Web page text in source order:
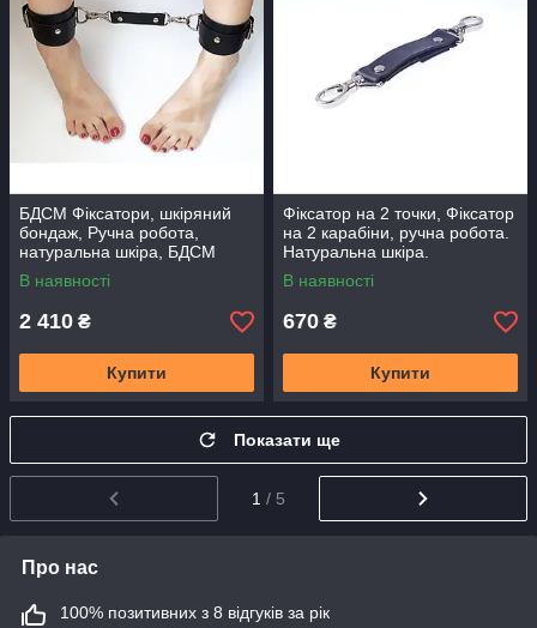
БДСМ Фіксатори, шкіряний
бондаж, Ручна робота,
натуральна шкіра, БДСМ
фіксатори для сексу
В наявності
2 410 ₴
Купити
Фіксатор на 2 точки, Фіксатор
на 2 карабіни, ручна робота.
Натуральна шкіра.
В наявності
670 ₴
Купити
Показати ще
1 / 5
Про нас
100% позитивних з 8 відгуків за рік